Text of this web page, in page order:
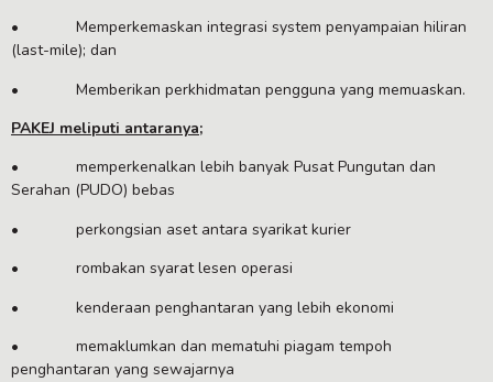
• Memperkemaskan integrasi system penyampaian hiliran
(last-mile); dan
• Memberikan perkhidmatan pengguna yang memuaskan.
PAKEJ meliputi antaranya;
• memperkenalkan lebih banyak Pusat Pungutan dan
Serahan (PUDO) bebas
• perkongsian aset antara syarikat kurier
• rombakan syarat lesen operasi
• kenderaan penghantaran yang lebih ekonomi
• memaklumkan dan mematuhi piagam tempoh
penghantaran yang sewajarnya